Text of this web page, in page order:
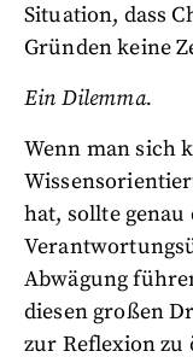
Situation, dass
Gründen keine
Ein Dilemma.
Wenn man sich
hat, sollte genau
Abwägung
diesen großen
zur Reflexion zu